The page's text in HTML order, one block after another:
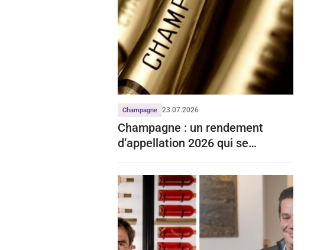
Champagne 23.07.2026
Champagne : un rendement
d’appellation 2026 qui se